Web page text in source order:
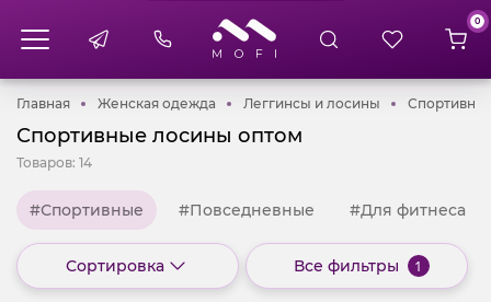
0
ГлавнаяГлавнаяЖенская одежда Женская одежда
Леггинсы и лосины Леггинсы и
Спортивные лосины оптом
Товаров: 14
#Спортивные #Повседневные #Для фитнеса
Сортировка Все фильтры 1